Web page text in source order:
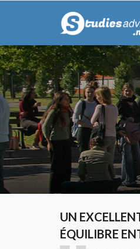
UN
ÉQUILIBRE